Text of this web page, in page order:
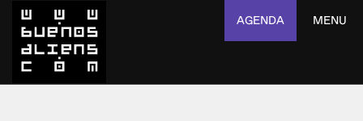
AGENDA MENU